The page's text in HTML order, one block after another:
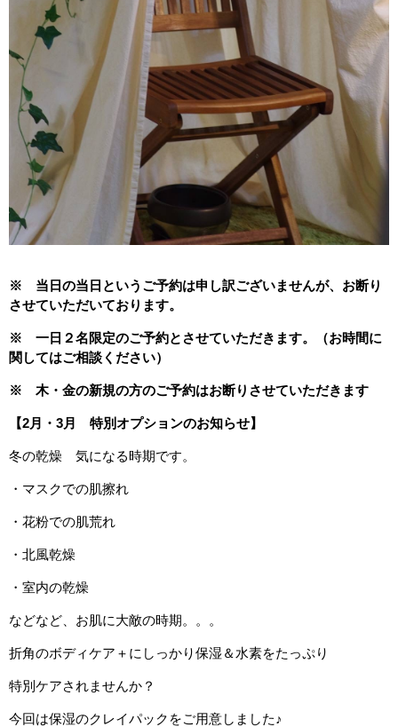
※ 当日の当日というご予約は申し訳ございませんが、お断り
させていただいております。
※ 一日２名限定のご予約とさせていただきます。（お時間に
関してはご相談ください）
※ 木・金の新規の方のご予約はお断りさせていただきます
【2月・3月 特別オプションのお知らせ】
冬の乾燥 気になる時期です。
・マスクでの肌擦れ
・花粉での肌荒れ
・北風乾燥
・室内の乾燥
などなど、お肌に大敵の時期。。。
折角のボディケア＋にしっかり保湿＆水素をたっぷり
特別ケアされませんか？
今回は保湿のクレイパックをご用意しました♪